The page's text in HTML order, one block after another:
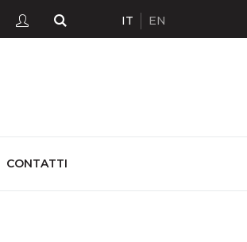
Eventi
Newsletter
Icona StudentiIcona Cerca
IT EN
CONTATTI